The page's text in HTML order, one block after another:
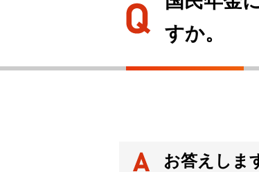
ら
すか。
お答えしま